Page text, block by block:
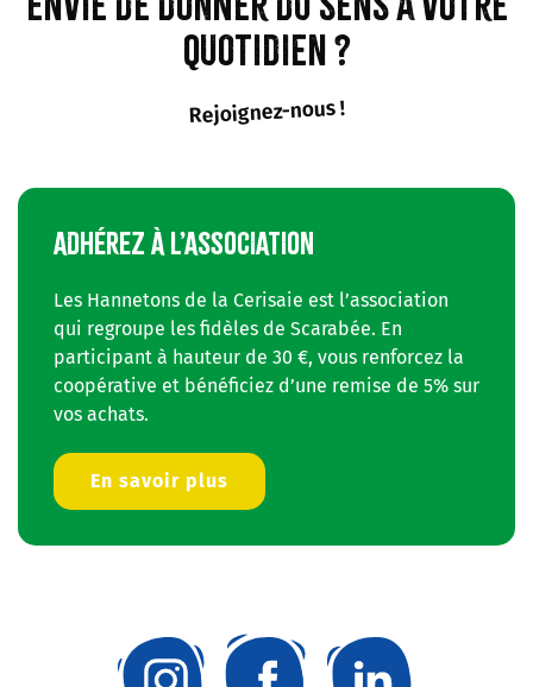
quotidien ?
Rejoignez-nous !
ADHÉREZ À L’ASSOCIATION
Les Hannetons de la Cerisaie est l’association
qui regroupe les fidèles de Scarabée. En
participant à hauteur de 30 €, vous renforcez la
coopérative et bénéficiez d’une remise de 5% sur
vos achats.
En savoir plus